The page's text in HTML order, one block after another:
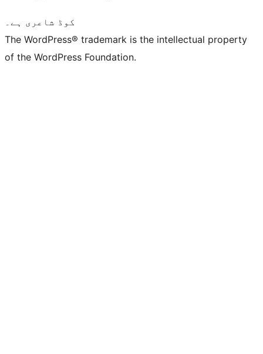
کوڈ شاعری ہے۔
The WordPress® trademark is the intellectual property
of the WordPress Foundation.